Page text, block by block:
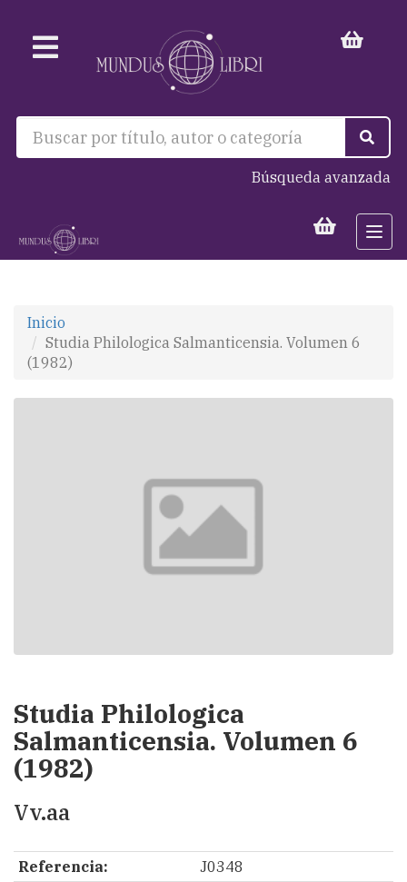
Búsqueda avanzada
Inicio
Studia Philologica Salmanticensia. Volumen 6
(1982)
Studia Philologica
Salmanticensia. Volumen 6
(1982)
Vv.aa
Referencia:
J0348